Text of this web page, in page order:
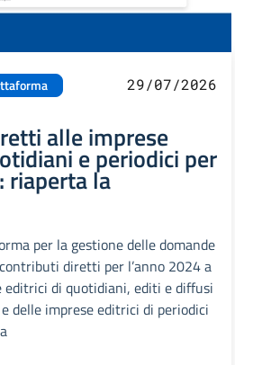
29/07/2026
alle imprese
e periodici per
riaperta la
per la gestione delle domande
diretti per l’anno 2024 a
editrici di quotidiani, editi e diffusi
delle imprese editrici di periodici